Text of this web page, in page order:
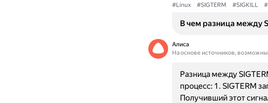
#Linux
#SIGTERM #SIGKILL
В чем разница между
Алиса
На основе источников,
Разница между
процесс: 1. SIGTERM
Получивший этот